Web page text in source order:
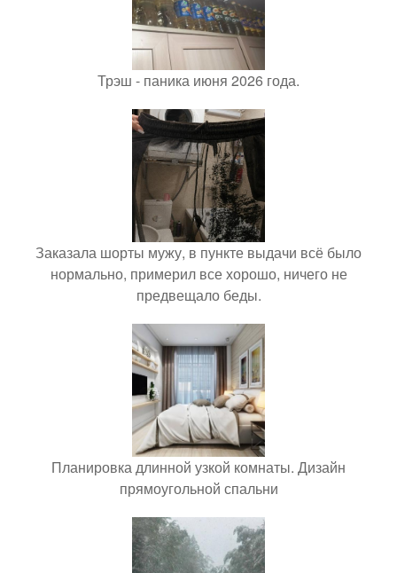
Трэш - паника июня 2026 года.
Заказала шорты мужу, в пункте выдачи всё было
нормально, примерил все хорошо, ничего не
предвещало беды.
Планировка длинной узкой комнаты. Дизайн
прямоугольной спальни